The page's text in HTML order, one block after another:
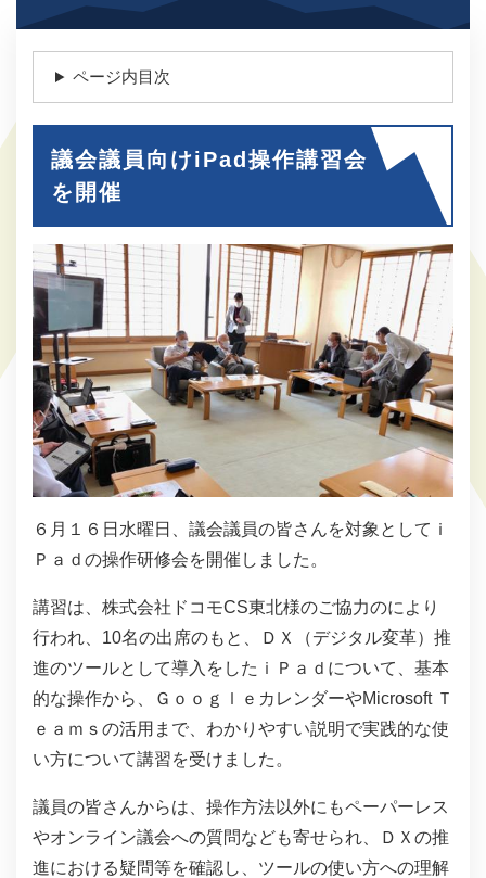
ページ内目次
議会議員向けiPad操作講習会
を開催
６月１６日水曜日、議会議員の皆さんを対象としてｉ
Ｐａｄの操作研修会を開催しました。
講習は、株式会社ドコモCS東北様のご協力のにより
行われ、10名の出席のもと、ＤＸ（デジタル変革）推
進のツールとして導入をしたｉＰａｄについて、基本
的な操作から、ＧｏｏｇｌｅカレンダーやMicrosoft Ｔ
ｅａｍｓの活用まで、わかりやすい説明で実践的な使
い方について講習を受けました。
議員の皆さんからは、操作方法以外にもペーパーレス
やオンライン議会への質問なども寄せられ、ＤＸの推
進における疑問等を確認し、ツールの使い方への理解